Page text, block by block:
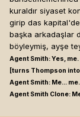
kuraldır siyaset
girip das
başka arkadaşlar
böyleymiş, ayşe
Agent Smith: Yes, me.
[turns Thompson
Agent Smith: Me...
Agent Smith Clone: